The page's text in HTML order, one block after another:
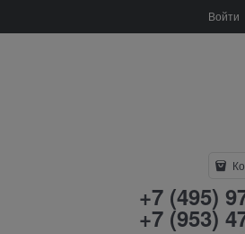
Войти
+7 (495)
+7 (953)